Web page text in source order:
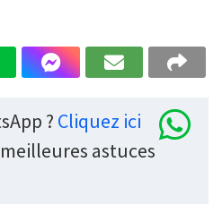
? Cliquez ici
astuces